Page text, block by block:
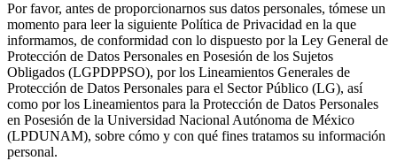
Por favor, antes de proporcionarnos sus datos personales, tómese un
momento para leer la siguiente Política de Privacidad en la que
informamos, de conformidad con lo dispuesto por la Ley General de
Protección de Datos Personales en Posesión de los Sujetos
Obligados (LGPDPPSO), por los Lineamientos Generales de
Protección de Datos Personales para el Sector Público (LG), así
como por los Lineamientos para la Protección de Datos Personales
en Posesión de la Universidad Nacional Autónoma de México
(LPDUNAM), sobre cómo y con qué fines tratamos su información
personal.